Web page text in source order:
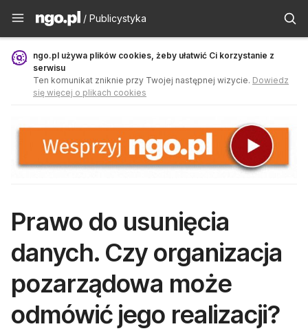
Publicystyka - ngo.pl
/ Publicystyka
ngo.pl używa plików cookies, żeby ułatwić Ci korzystanie z
serwisu
Ten komunikat zniknie przy Twojej następnej wizycie. Dowiedz
się więcej o plikach cookies
Prawo do usunięcia
danych. Czy organizacja
pozarządowa może
odmówić jego realizacji?